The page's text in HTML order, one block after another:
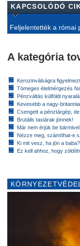
KAPCSOLÓDÓ
Feljelentették a római
A kategória
Kerozinválságra
Tömeges ételmérgezés
Pénzváltás külföldi
Kevesebb a nagy-
Csengett a pénztárgép,
Brutális taxiárak jönnek!
Már nem érjük be bármivel
Nézze meg, számíthat-e
Ki mit vesz, ha jön a baba?
Ez kell ahhoz, hogy